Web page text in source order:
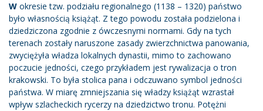
W okresie tzw. podziału regionalnego (1138 – 1320) państwo
było własnością książąt. Z tego powodu została podzielona i
dziedziczona zgodnie z ówczesnymi normami. Gdy na tych
terenach zostały naruszone zasady zwierzchnictwa panowania,
zwyciężyła władza lokalnych dynastii, mimo to zachowano
poczucie jedności, czego przykładem jest rywalizacja o tron ​​
krakowski. To była stolica pana i odczuwano symbol jedności
państwa. W miarę zmniejszania się władzy książąt wzrastał
wpływ szlacheckich rycerzy na dziedzictwo tronu. Potężni